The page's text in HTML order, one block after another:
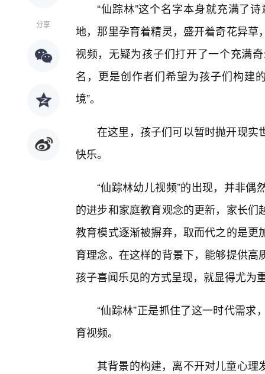
分享
“仙踪林”这个名字本身就充满了
地，那里孕育着精灵，盛开着奇花异
视频，无疑为孩子们打开了一个充满
名，更是创作者们希望为孩子们构建
境”。
在这里，孩子们可以暂时抛开现实
快乐。
“仙踪林幼儿视频”的出现，并非
的进步和家庭教育观念的更新，家长
教育模式逐渐被摒弃，取而代之的是
育理念。在这样的背景下，能够提供
孩子喜闻乐见的方式呈现，就显得尤为
“仙踪林”正是抓住了这一时代需
育视频。
其背景的构建，离不开对儿童心